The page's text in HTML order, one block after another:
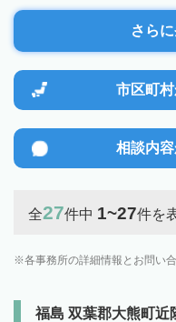
さら
市区町村
相談内容
全27件中 1~27件を
各事務所の詳細情報とお問い
福島 双葉郡大熊町近